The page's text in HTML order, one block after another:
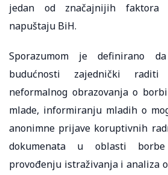
jedan od značajnijih faktora
napuštaju BiH.
Sporazumom je definirano
budućnosti zajednički
neformalnog obrazovanja o
mlade, informiranju mladih o
anonimne prijave koruptivnih
dokumenata u oblasti
provođenju istraživanja i analiza